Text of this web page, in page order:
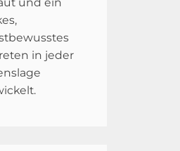
in jeder